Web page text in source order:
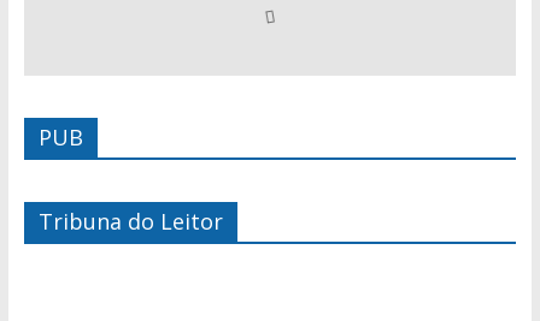
PUB
Tribuna do Leitor